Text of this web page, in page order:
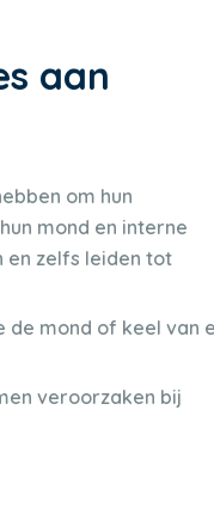
aan
om hun
mond en interne
en zelfs leiden tot
de mond of keel van
veroorzaken bij